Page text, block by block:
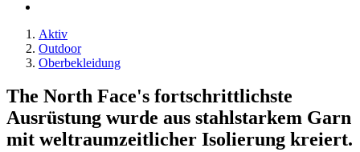
Aktiv
Outdoor
Oberbekleidung
The North Face's fortschrittlichste
Ausrüstung wurde aus stahlstarkem Garn
mit weltraumzeitlicher Isolierung kreiert.